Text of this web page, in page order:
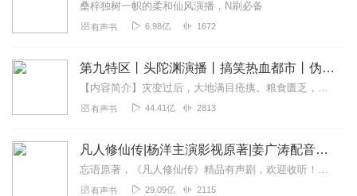
北顾牧歌碎
我操，这也敢波，必须给5星。
听友310673001
卧槽。是个狼人。真狠啊！
桑梓独树一帜的柔和仙风演播，N刷必备
有声书 6.98亿 1672
第九特区丨头陀渊演播丨搞笑热血都市丨伪戒丨VIP免费多人有声剧
【内容简介】灾变过后，大地满目疮痍。粮食匮乏，资源紧俏，局势混乱……一位从待规划区杀出来的青年，背对着漫天黄沙，孤身来到九区谋生，却不曾想偶然结识三五好友，一念...
有声书 44.41亿 2813
凡人修仙传|杨洋主演影视原著|姜广涛配音多播版本
忘语原著，《凡人修仙传》精品有声剧，欢迎收听！即日起，购买【喜马拉雅X哔哩哔哩】联合会员，即送《凡人修仙传》系列IP卡牌10连抽！快点击下方购买吧↓↓【喜马...
有声书 29.09亿 2115